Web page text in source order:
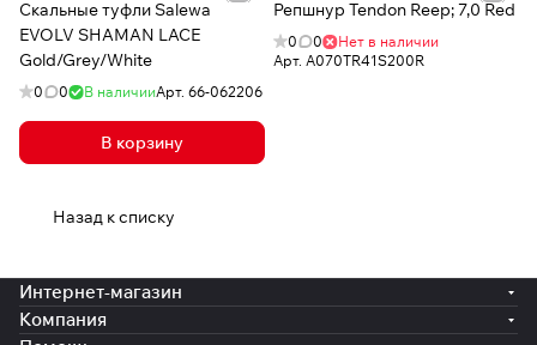
Скальные туфли Salewa
EVOLV SHAMAN LACE
Gold/Grey/White
0 0 В наличииАрт. 66-062206
В корзину
Репшнур Tendon Reep; 7,0 Red
0 0
Нет в наличии
Арт. A070TR41S200R
Назад к списку
Интернет-магазин
Компания